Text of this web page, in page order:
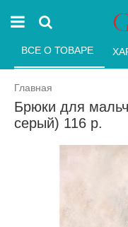
Главная
Брюки для
серый) 116 р.
ВСЕ О ТОВАРЕ